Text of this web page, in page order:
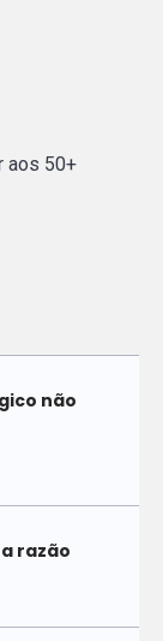
aos 50+
não
razão